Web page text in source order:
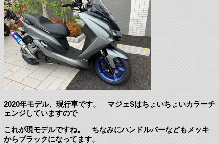
2020年モデル、現行車です。 マジェSはちょいちょいカラーチ
ェンジしていますので
これが現モデルですね。 ちなみにハンドルバーなどもメッキ
からブラックになってます。